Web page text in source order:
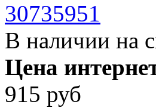
В наличии на
Цена
915 руб